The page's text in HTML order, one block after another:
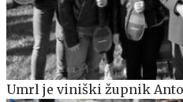
Umrl je viniški župnik